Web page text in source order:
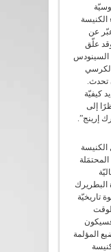
الكنيسة
عبّر عن
علّق
السينودس
تحدث.
كيفيّة
إلى
إرينج”.
الكنيسة
المحتمَلة
البطريرك
تاريخيّة
المؤلمة